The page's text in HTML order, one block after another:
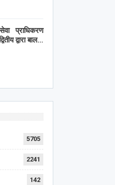
प्राधिकरण
द्वारा बाल…
5705
2241
142